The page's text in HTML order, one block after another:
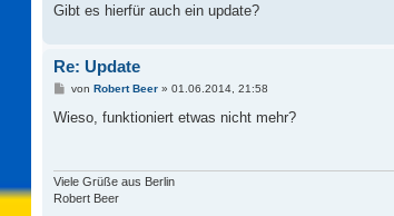
a
Gibt es hierfür auch ein update?
Re: Update
B
i
von Robert Beer» 01.06.2014, 21:58
Wieso, funktioniert etwas nicht mehr?
Viele Grüße aus Berlin
Robert Beer